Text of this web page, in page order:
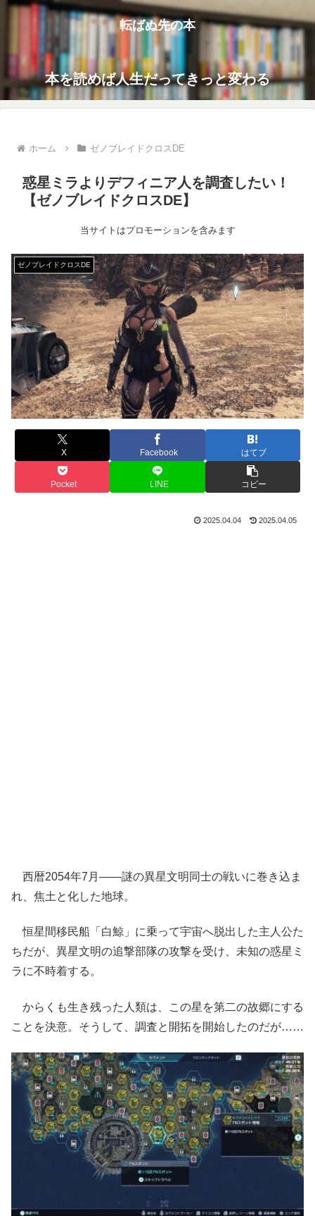
転ばぬ先の本
本を読めば人生だってきっと変わる
ホーム ゼノブレイドクロスDE
惑星ミラよりデフィニア人を調査したい！
【ゼノブレイドクロスDE】
当サイトはプロモーションを含みます
ゼノブレイドクロスDE
X Facebook はてブ
Pocket LINE コピー
2025.04.04 2025.04.05
西暦2054年7月——謎の異星文明同士の戦いに巻き込ま
れ、焦土と化した地球。
恒星間移民船「白鯨」に乗って宇宙へ脱出した主人公た
ちだが、異星文明の追撃部隊の攻撃を受け、未知の惑星ミ
ラに不時着する。
からくも生き残った人類は、この星を第二の故郷にする
ことを決意。そうして、調査と開拓を開始したのだが……